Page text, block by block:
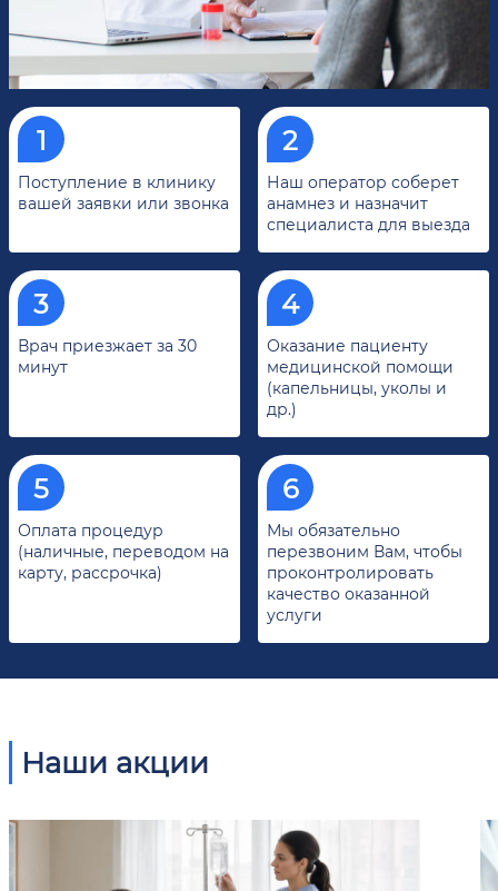
Поступление в клинику
вашей заявки или звонка
Наш оператор соберет
анамнез и назначит
специалиста для выезда
Врач приезжает за 30
минут
Оказание пациенту
медицинской помощи
(капельницы, уколы и
др.)
Оплата процедур
(наличные, переводом на
карту, рассрочка)
Мы обязательно
перезвоним Вам, чтобы
проконтролировать
качество оказанной
услуги
Наши акции